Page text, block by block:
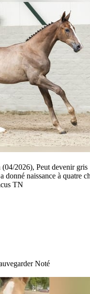
2026), Peut devenir gris
donné naissance à quatre
TN
Noté